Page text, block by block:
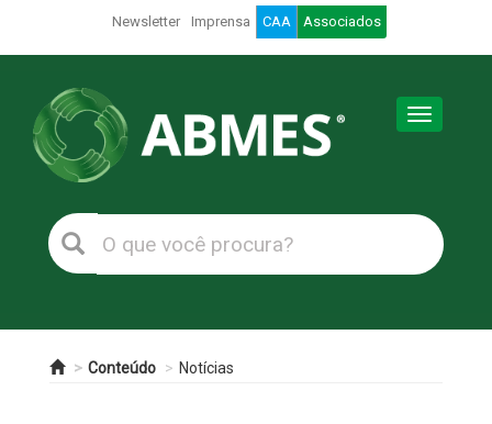
Newsletter Imprensa CAA Associados
Toggle
Conteúdo Notícias